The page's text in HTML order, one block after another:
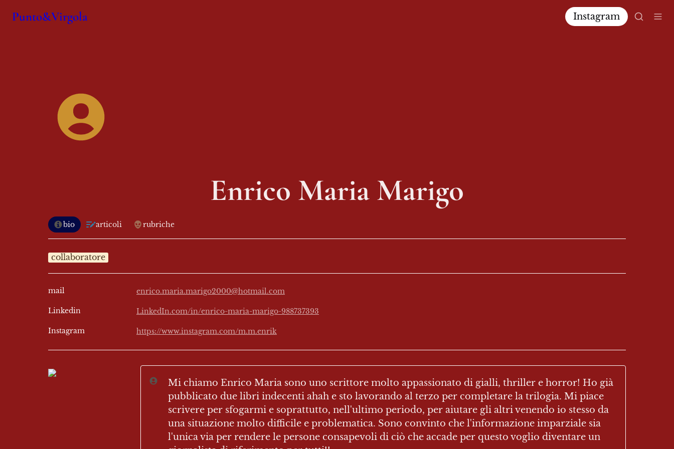
Punto&Virgola Instagram
Enrico Maria Marigo
bio articoli rubriche
collaboratore
mail enrico.maria.marigo2000@hotmail.com
Linkedin LinkedIn.com/in/enrico-maria-marigo-988737393
Instagram https://www.instagram.com/m.m.enrik
Mi chiamo Enrico Maria sono uno scrittore molto appassionato di gialli, thriller e horror! Ho già
pubblicato due libri indecenti ahah e sto lavorando al terzo per completare la trilogia. Mi piace
scrivere per sfogarmi e soprattutto, nell'ultimo periodo, per aiutare gli altri venendo io stesso da
una situazione molto difficile e problematica. Sono convinto che l'informazione imparziale sia
l'unica via per rendere le persone consapevoli di ciò che accade per questo voglio diventare un